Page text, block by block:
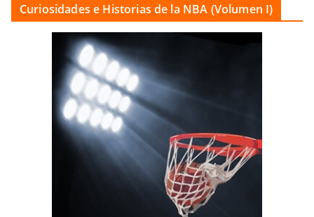
Curiosidades e Historias de la NBA (Volumen I)